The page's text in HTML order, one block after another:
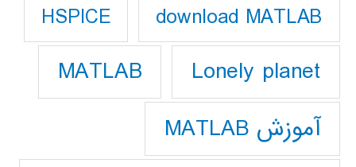
download MATLAB
HSPICE
Lonely planet
MATLAB
آموزش MATLAB